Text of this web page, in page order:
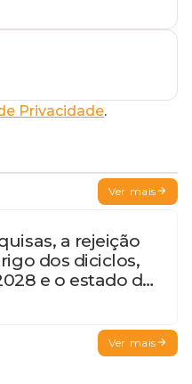
Privacidade.
Ver mais
a rejeição
dos diciclos,
e o estado de
Ver mais